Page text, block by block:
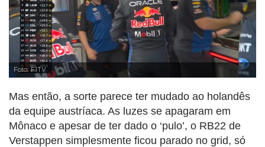
Foto: F1TV
Mas então, a sorte parece ter mudado ao holandês
da equipe austríaca. As luzes se apagaram em
Mônaco e apesar de ter dado o ‘pulo’, o RB22 de
Verstappen simplesmente ficou parado no grid, só